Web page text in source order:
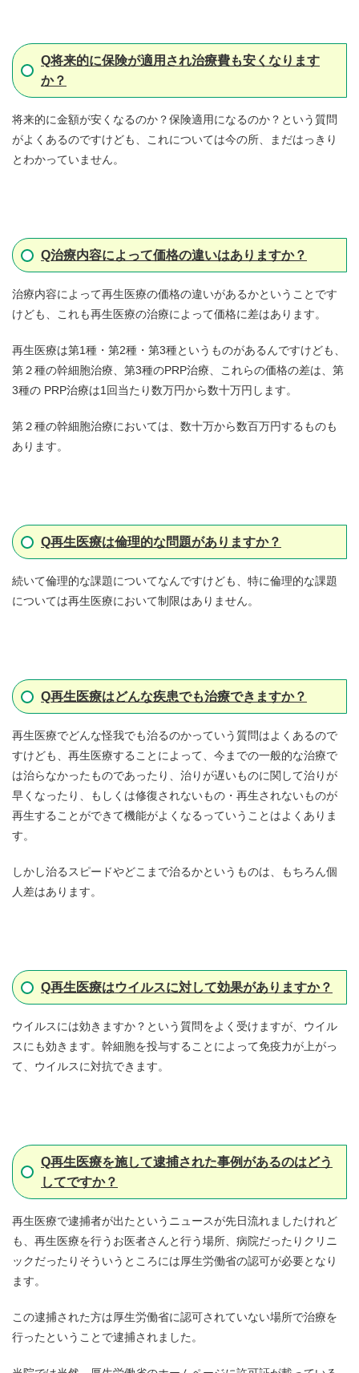
Q将来的に保険が適用され治療費も安くなります
か？
将来的に金額が安くなるのか？保険適用になるのか？という質問
がよくあるのですけども、これについては今の所、まだはっきり
とわかっていません。
Q治療内容によって価格の違いはありますか？
治療内容によって再生医療の価格の違いがあるかということです
けども、これも再生医療の治療によって価格に差はあります。
再生医療は第1種・第2種・第3種というものがあるんですけども、
第２種の幹細胞治療、第3種のPRP治療、これらの価格の差は、第
3種の PRP治療は1回当たり数万円から数十万円します。
第２種の幹細胞治療においては、数十万から数百万円するものも
あります。
Q再生医療は倫理的な問題がありますか？
続いて倫理的な課題についてなんですけども、特に倫理的な課題
については再生医療において制限はありません。
Q再生医療はどんな疾患でも治療できますか？
再生医療でどんな怪我でも治るのかっていう質問はよくあるので
すけども、再生医療することによって、今までの一般的な治療で
は治らなかったものであったり、治りが遅いものに関して治りが
早くなったり、もしくは修復されないもの・再生されないものが
再生することができて機能がよくなるっていうことはよくありま
す。
しかし治るスピードやどこまで治るかというものは、もちろん個
人差はあります。
Q再生医療はウイルスに対して効果がありますか？
ウイルスには効きますか？という質問をよく受けますが、ウイル
スにも効きます。幹細胞を投与することによって免疫力が上がっ
て、ウイルスに対抗できます。
Q再生医療を施して逮捕された事例があるのはどう
してですか？
再生医療で逮捕者が出たというニュースが先日流れましたけれど
も、再生医療を行うお医者さんと行う場所、病院だったりクリニ
ックだったりそういうところには厚生労働省の認可が必要となり
ます。
この逮捕された方は厚生労働省に認可されていない場所で治療を
行ったということで逮捕されました。